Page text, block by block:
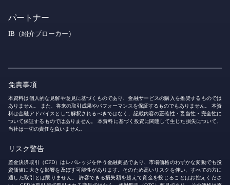
パートナー
IB（紹介ブローカー）
免責事項
本資料は個人的な見解や意見に基づくものであり、金融サービスの購入を推奨するものでは
ありません。 また、将来の取引成果やパフォーマンスを保証するものでもありません。 本資
料は金融アドバイスとして解釈されるべきではなく、記載内容の正確性・妥当性・完全性に
ついて保証するものではありません。 本資料に基づく投資に関連して生じた損失について、
当社は一切の責任を負いません。
リスク警告
差金決済取引（CFD）はレバレッジを伴う金融商品であり、市場価格のわずかな変動でも投
資価値に大きな影響を及ぼす可能性があります。そのため高いリスクを伴い、すべての方に
適した取引とは限りません。 許容できる損失額を超えて資金を投じることはお控えくださ